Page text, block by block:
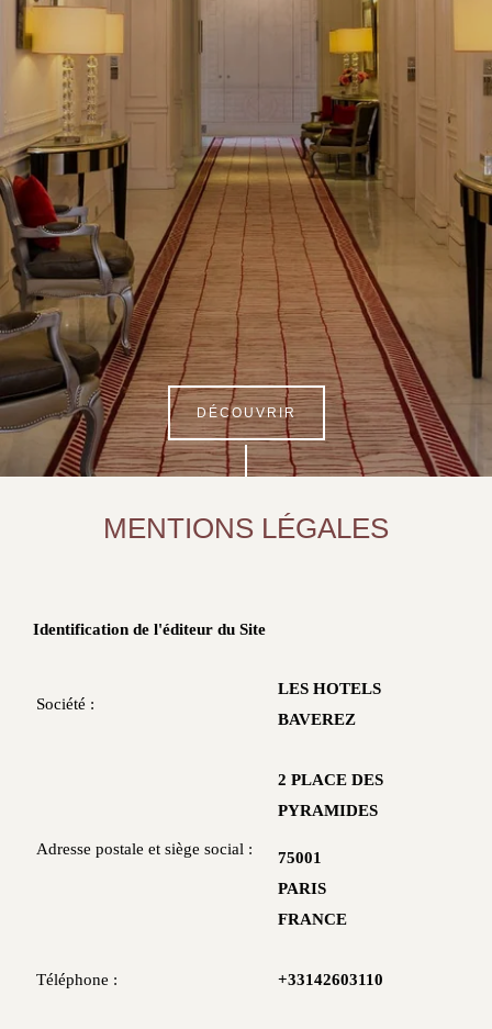
DÉCOUVRIR
MENTIONS LÉGALES
Identification de l'éditeur du Site
Société :
LES HOTELS
BAVEREZ
Adresse postale et siège social :
2 PLACE DES
PYRAMIDES
75001
PARIS
FRANCE
Téléphone : +33142603110